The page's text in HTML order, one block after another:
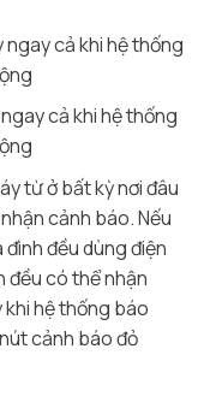
cả khi hệ thống
cả khi hệ thống
từ ở bất kỳ nơi đâu
cảnh báo. Nếu
đều dùng điện
đều có thể nhận
hệ thống báo
cảnh báo đỏ